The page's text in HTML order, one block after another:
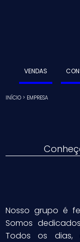
VENDAS
INÍCIO > EMPRESA
Nosso grupo é
Somos
Todos os dias,